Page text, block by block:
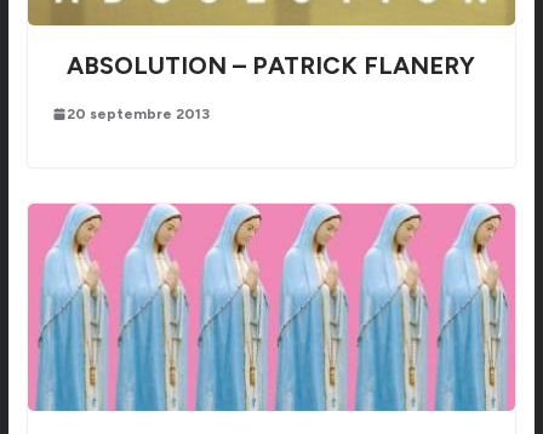
ABSOLUTION – PATRICK FLANERY
20 septembre 2013